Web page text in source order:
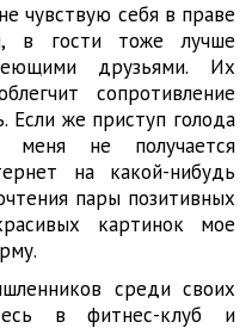
чувствую себя в праве
в гости тоже лучше
друзьями. Их
сопротивление
Если же приступ голода
не получается
на какой-нибудь
пары позитивных
картинок мое
среди своих
в фитнес-клуб и